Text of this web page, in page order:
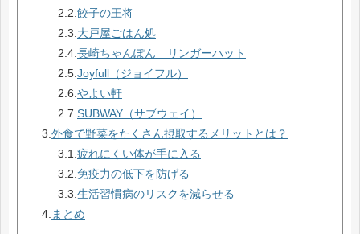
2.2. 餃子の王将
2.3. 大戸屋ごはん処
2.4. 長崎ちゃんぽん リンガーハット
2.5. Joyfull（ジョイフル）
2.6. やよい軒
2.7. SUBWAY（サブウェイ）
3. 外食で野菜をたくさん摂取するメリットとは？
3.1. 疲れにくい体が手に入る
3.2. 免疫力の低下を防げる
3.3. 生活習慣病のリスクを減らせる
4. まとめ